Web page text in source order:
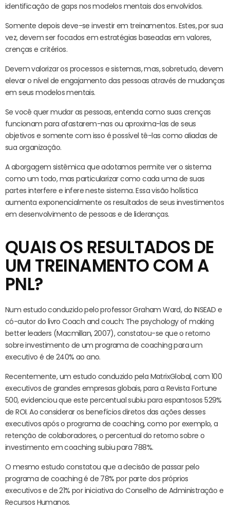
identificação de gaps nos modelos mentais dos envolvidos.
Somente depois deve-se investir em treinamentos. Estes, por sua
vez, devem ser focados em estratégias baseadas em valores,
crenças e critérios.
Devem valorizar os processos e sistemas, mas, sobretudo, devem
elevar o nível de engajamento das pessoas através de mudanças
em seus modelos mentais.
Se você quer mudar as pessoas, entenda como suas crenças
funcionam para afastarem-nas ou aproxima-las de seus
objetivos e somente com isso é possível tê-las como aliadas de
sua organização.
A aborgagem sistêmica que adotamos permite ver o sistema
como um todo, mas particularizar como cada uma de suas
partes interfere e infere neste sistema. Essa visão holística
aumenta exponencialmente os resultados de seus investimentos
em desenvolvimento de pessoas e de lideranças.
QUAIS OS RESULTADOS DE
UM TREINAMENTO COM A
PNL?
Num estudo conduzido pelo professor Graham Ward, do INSEAD e
có-autor do livro Coach and couch: The psychology of making
better leaders (Macmillan, 2007), constatou-se que o retorno
sobre investimento de um programa de coaching para um
executivo é de 240% ao ano.
Recentemente, um estudo conduzido pela MatrixGlobal, com 100
executivos de grandes empresas globais, para a Revista Fortune
500, evidenciou que este percentual subiu para espantosos 529%
de ROI. Ao considerar os benefícios diretos das ações desses
executivos após o programa de coaching, como por exemplo, a
retenção de colaboradores, o percentual do retorno sobre o
investimento em coaching subiu para 788%.
O mesmo estudo constatou que a decisão de passar pelo
programa de coaching é de 78% por parte dos próprios
executivos e de 21% por iniciativa do Conselho de Administração e
Recursos Humanos.